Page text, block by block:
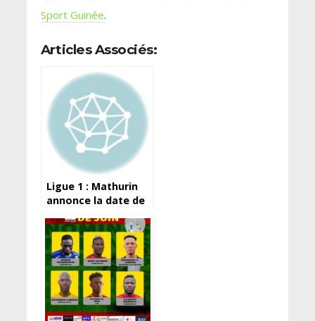
Sport Guinée.
Articles Associés:
Ligue 1 : Mathurin
annonce la date de
saison prochaine